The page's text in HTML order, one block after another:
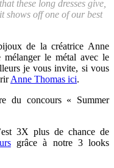
these long dresses give,
shows off one of our best
de la créatrice Anne
mélanger le métal avec le
je vous invite, si vous
Anne Thomas ici.
du concours « Summer
3X plus de chance de
grâce à notre 3 looks